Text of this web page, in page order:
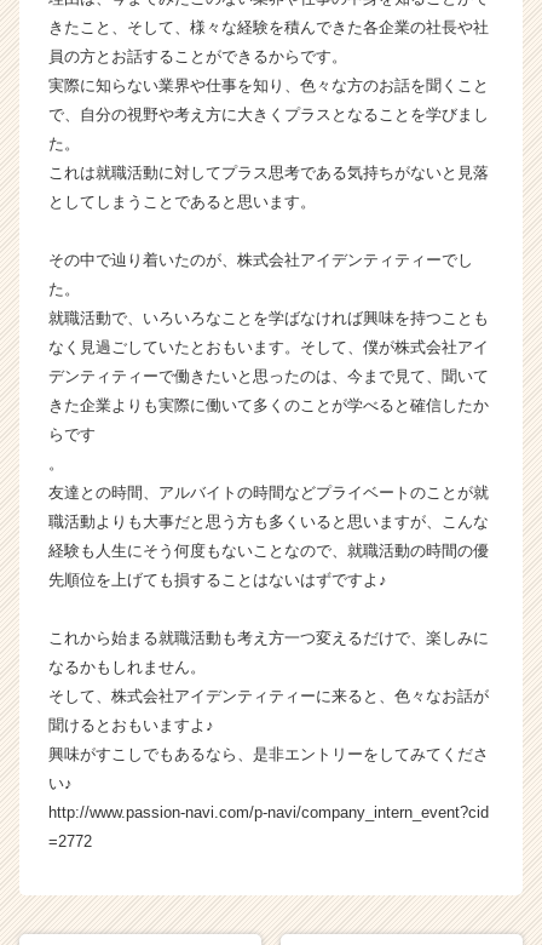
企
業
か
ら
カ
ウ
届
就
活
サ
イ
キ
ャ
リ
ア
e
r
C
a
きたこと、そして、様々な経験を積んできた各企業の社長や社
員の方とお話することができるからです。
実際に知らない業界や仕事を知り、色々な方のお話を聞くこと
で、自分の視野や考え方に大きくプラスとなることを学びまし
た。
これは就職活動に対してプラス思考である気持ちがないと見落
としてしまうことであると思います。
その中で辿り着いたのが、株式会社アイデンティティーでし
た。
就職活動で、いろいろなことを学ばなければ興味を持つことも
なく見過ごしていたとおもいます。そして、僕が株式会社アイ
デンティティーで働きたいと思ったのは、今まで見て、聞いて
きた企業よりも実際に働いて多くのことが学べると確信したか
らです
。
友達との時間、アルバイトの時間などプライベートのことが就
職活動よりも大事だと思う方も多くいると思いますが、こんな
経験も人生にそう何度もないことなので、就職活動の時間の優
先順位を上げても損することはないはずですよ♪
これから始まる就職活動も考え方一つ変えるだけで、楽しみに
なるかもしれません。
そして、株式会社アイデンティティーに来ると、色々なお話が
聞けるとおもいますよ♪
興味がすこしでもあるなら、是非エントリーをしてみてくださ
い♪
http://www.passion-navi.com/p-navi/company_intern_event?cid
=2772